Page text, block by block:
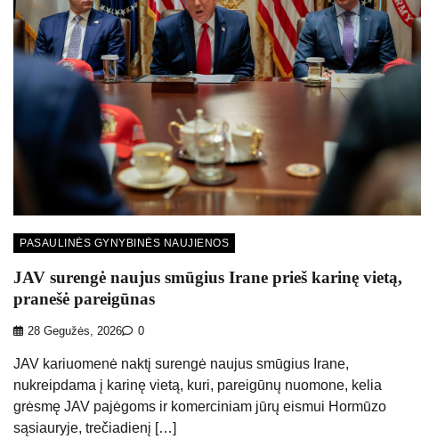
PASAULINĖS GYNYBINĖS NAUJIENOS
JAV surengė naujus smūgius Irane prieš karinę vietą,
pranešė pareigūnas
28 Gegužės, 2026 0
JAV kariuomenė naktį surengė naujus smūgius Irane,
nukreipdama į karinę vietą, kuri, pareigūnų nuomone, kelia
grėsmę JAV pajėgoms ir komerciniam jūrų eismui Hormūzo
sąsiauryje, trečiadienį […]